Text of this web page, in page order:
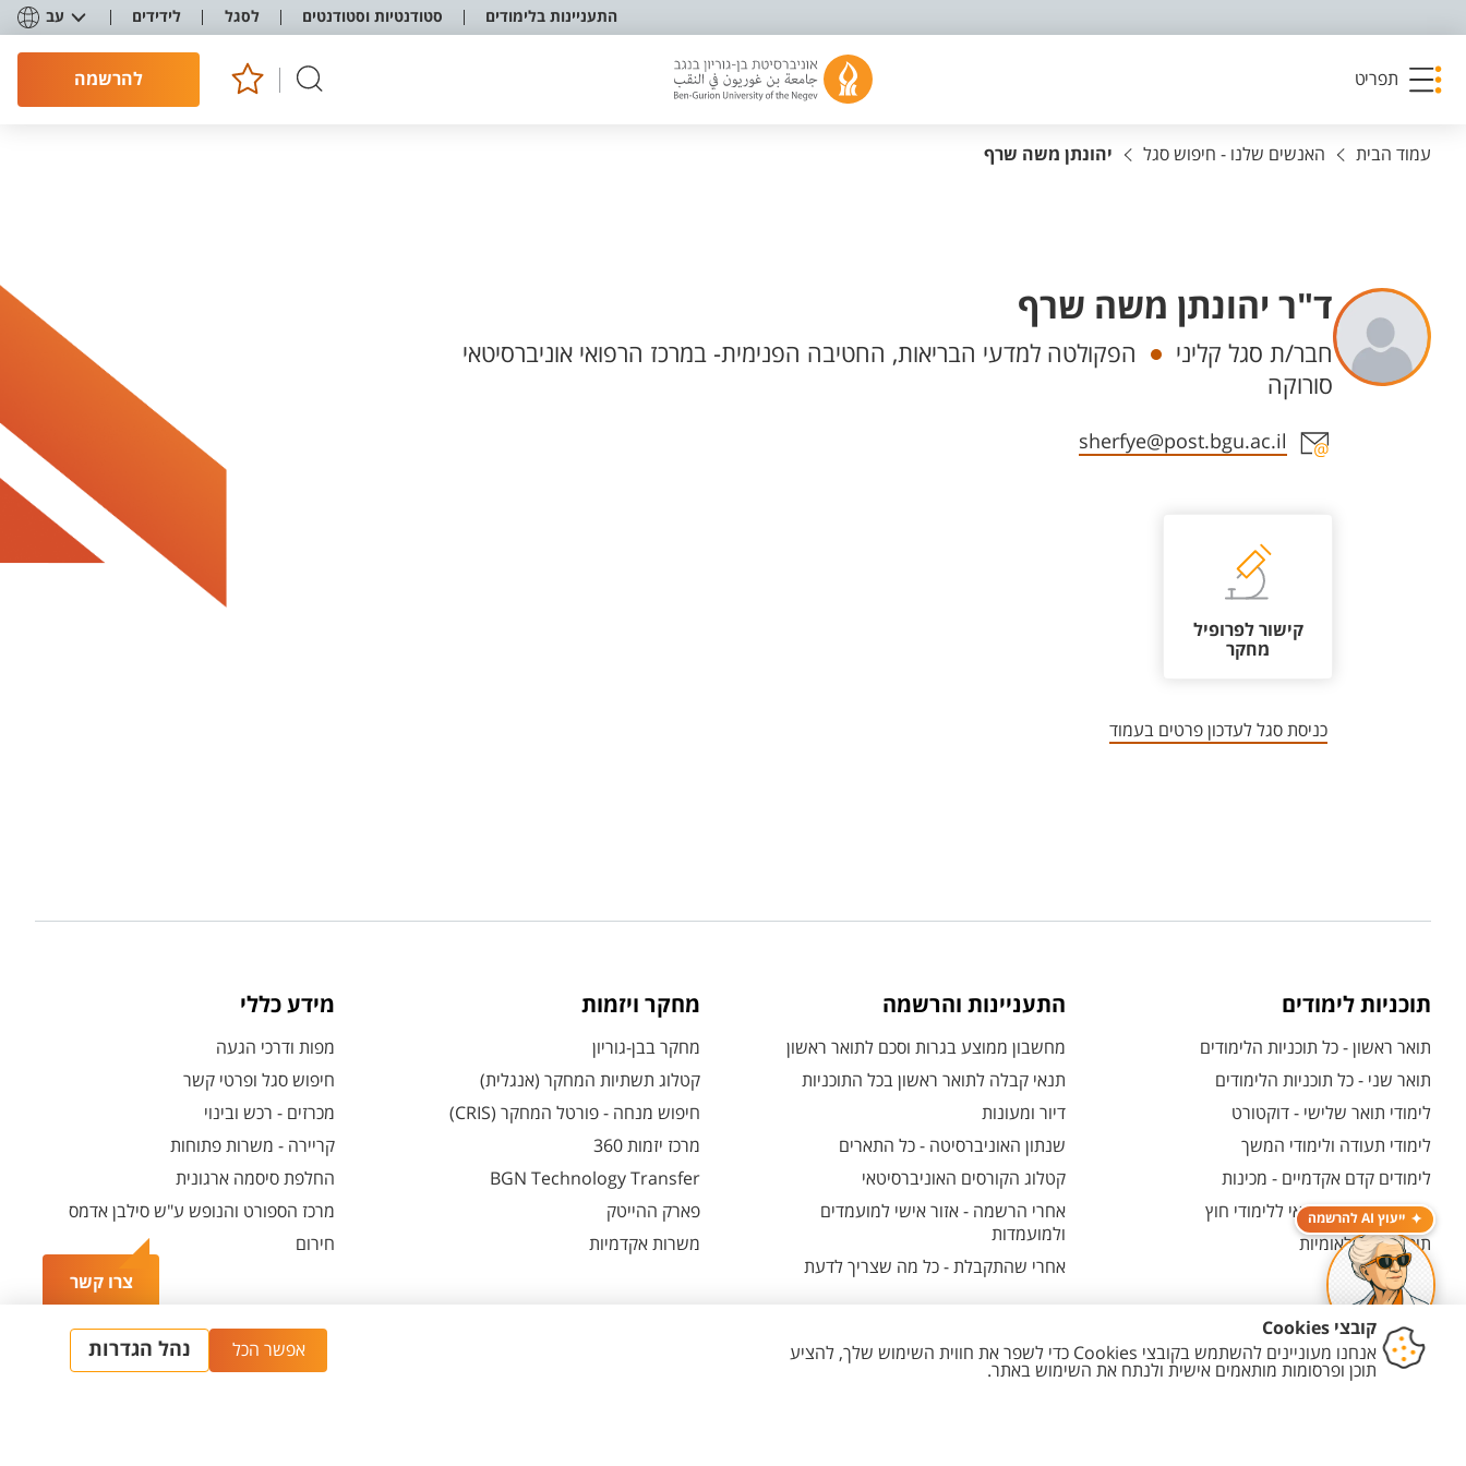
התעניינות בלימודים סטודנטיות וסטודנטים לסגל לידידים עב
תפריט להרשמה
צרו קשר
ייעוץ AI להרשמה
עמוד הבית האנשים שלנו - חיפוש סגל יהונתן משה שרף
ד"ר יהונתן משה שרף
יחידות
חבר/ת סגל קליני
הפקולטה למדעי הבריאות, החטיבה הפנימית- במרכז הרפואי אוניברסיטאי
סורוקה
אזור צור קשר עם איש הסגל
sherfye@post.bgu.ac.il
קישור לפרופיל
מחקר
כניסת סגל לעדכון פרטים בעמוד
תוכניות לימודים
תואר ראשון - כל תוכניות הלימודים
תואר שני - כל תוכניות הלימודים
לימודי תואר שלישי - דוקטורט
לימודי תעודה ולימודי המשך
לימודים קדם אקדמיים - מכינות
המרכז האוניברסיטאי ללימודי חוץ
תוכניות בין-לאומיות
התעניינות והרשמה
מחשבון ממוצע בגרות וסכם לתואר ראשון
תנאי קבלה לתואר ראשון בכל התוכניות
דיור ומעונות
שנתון האוניברסיטה - כל התארים
קטלוג הקורסים האוניברסיטאי
אחרי הרשמה - אזור אישי למועמדים
ולמועמדות
אחרי שהתקבלת - כל מה שצריך לדעת
מחקר ויזמות
מחקר בבן-גוריון
קטלוג תשתיות המחקר (אנגלית)
חיפוש מנחה - פורטל המחקר (CRIS)
מרכז יזמות 360
BGN Technology Transfer
פארק ההייטק
משרות אקדמיות
מידע כללי
מפות ודרכי הגעה
חיפוש סגל ופרטי קשר
מכרזים - רכש ובינוי
קריירה - משרות פתוחות
החלפת סיסמה ארגונית
מרכז הספורט והנופש ע"ש סילבן אדמס
חירום